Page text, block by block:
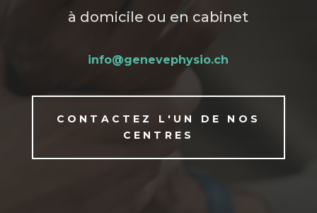
à domicile ou en cabinet
info@genevephysio.ch
CONTACTEZ L'UN DE NOS
CENTRES